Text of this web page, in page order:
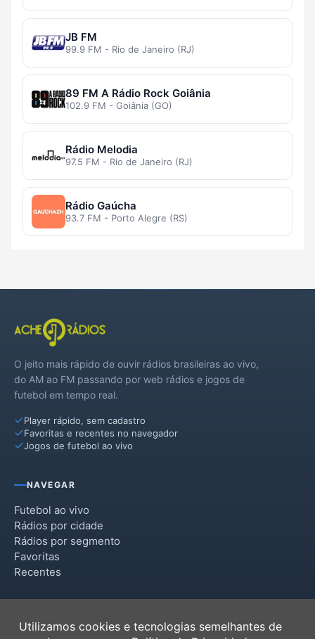
JB FM
99.9 FM - Rio de Janeiro (RJ)
89 FM A Rádio Rock Goiânia
102.9 FM - Goiânia (GO)
Rádio Melodia
97.5 FM - Rio de Janeiro (RJ)
Rádio Gaúcha
93.7 FM - Porto Alegre (RS)
O jeito mais rápido de ouvir rádios brasileiras ao vivo,
do AM ao FM passando por web rádios e jogos de
futebol em tempo real.
Player rápido, sem cadastro
Favoritas e recentes no navegador
Jogos de futebol ao vivo
NAVEGAR
Futebol ao vivo
Rádios por cidade
Rádios por segmento
Favoritas
Recentes
Utilizamos cookies e tecnologias semelhantes de